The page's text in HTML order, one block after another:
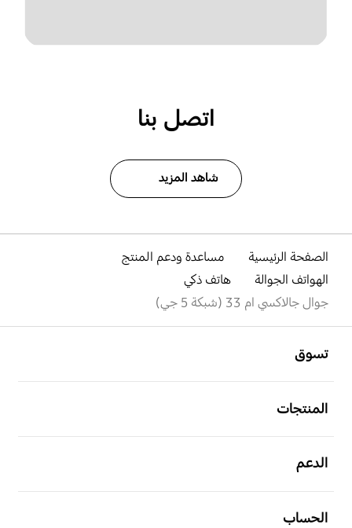
اتصل بنا
شاهد المزيد
الصفحة الرئيسية
مساعدة ودعم المنتج
الهواتف الجوالة
هاتف ذكي
جوال جالاكسي ام 33 (شبكة 5 جي)
تسوق
المنتجات
الدعم
الحساب